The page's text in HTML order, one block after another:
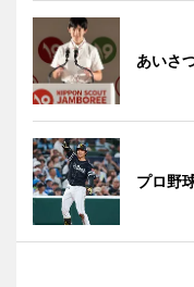
あいさ
プロ野